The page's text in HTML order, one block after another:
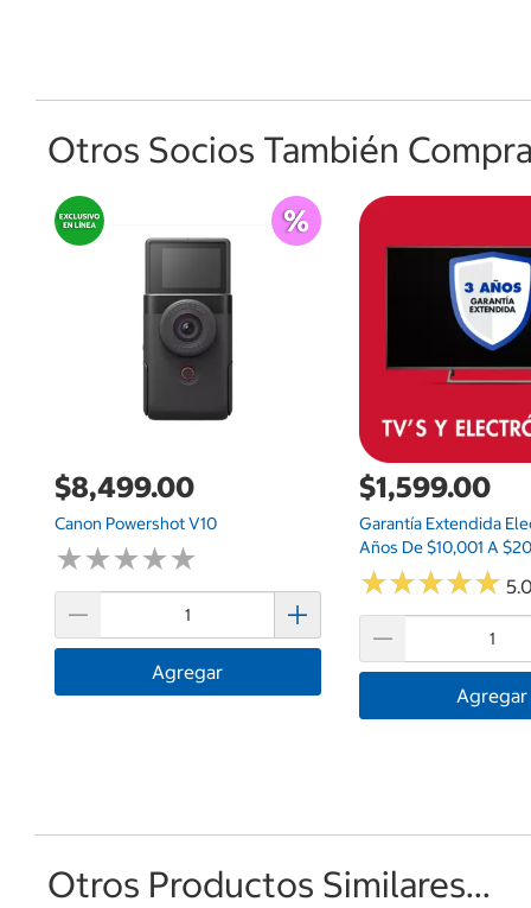
Otros Socios También
$8,499.00
Canon Powershot V10
★★★★★
★★★★★
Agregar
$1,599.00
Garantía Extendida
Años De $10,001 A
★★★★★
★★★★★
Agregar
Otros Productos Similares...